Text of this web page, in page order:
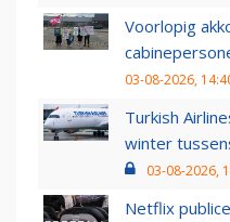
Voorlopig
03-08-2026,
Turkish
winter
03-08-2026,
Netflix